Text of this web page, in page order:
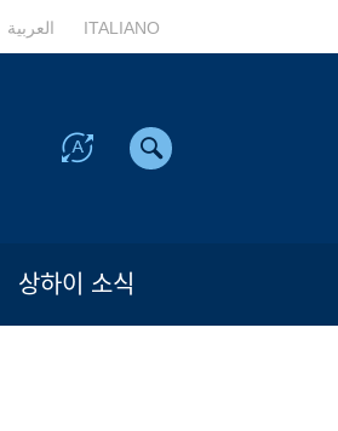
العربية ITALIANO
상하이 소식